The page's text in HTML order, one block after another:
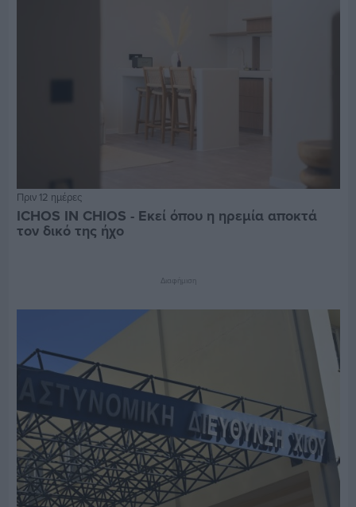
Πριν 12 ημέρες
ICHOS IN CHIOS - Εκεί όπου η ηρεμία αποκτά
τον δικό της ήχο
Διαφήμιση